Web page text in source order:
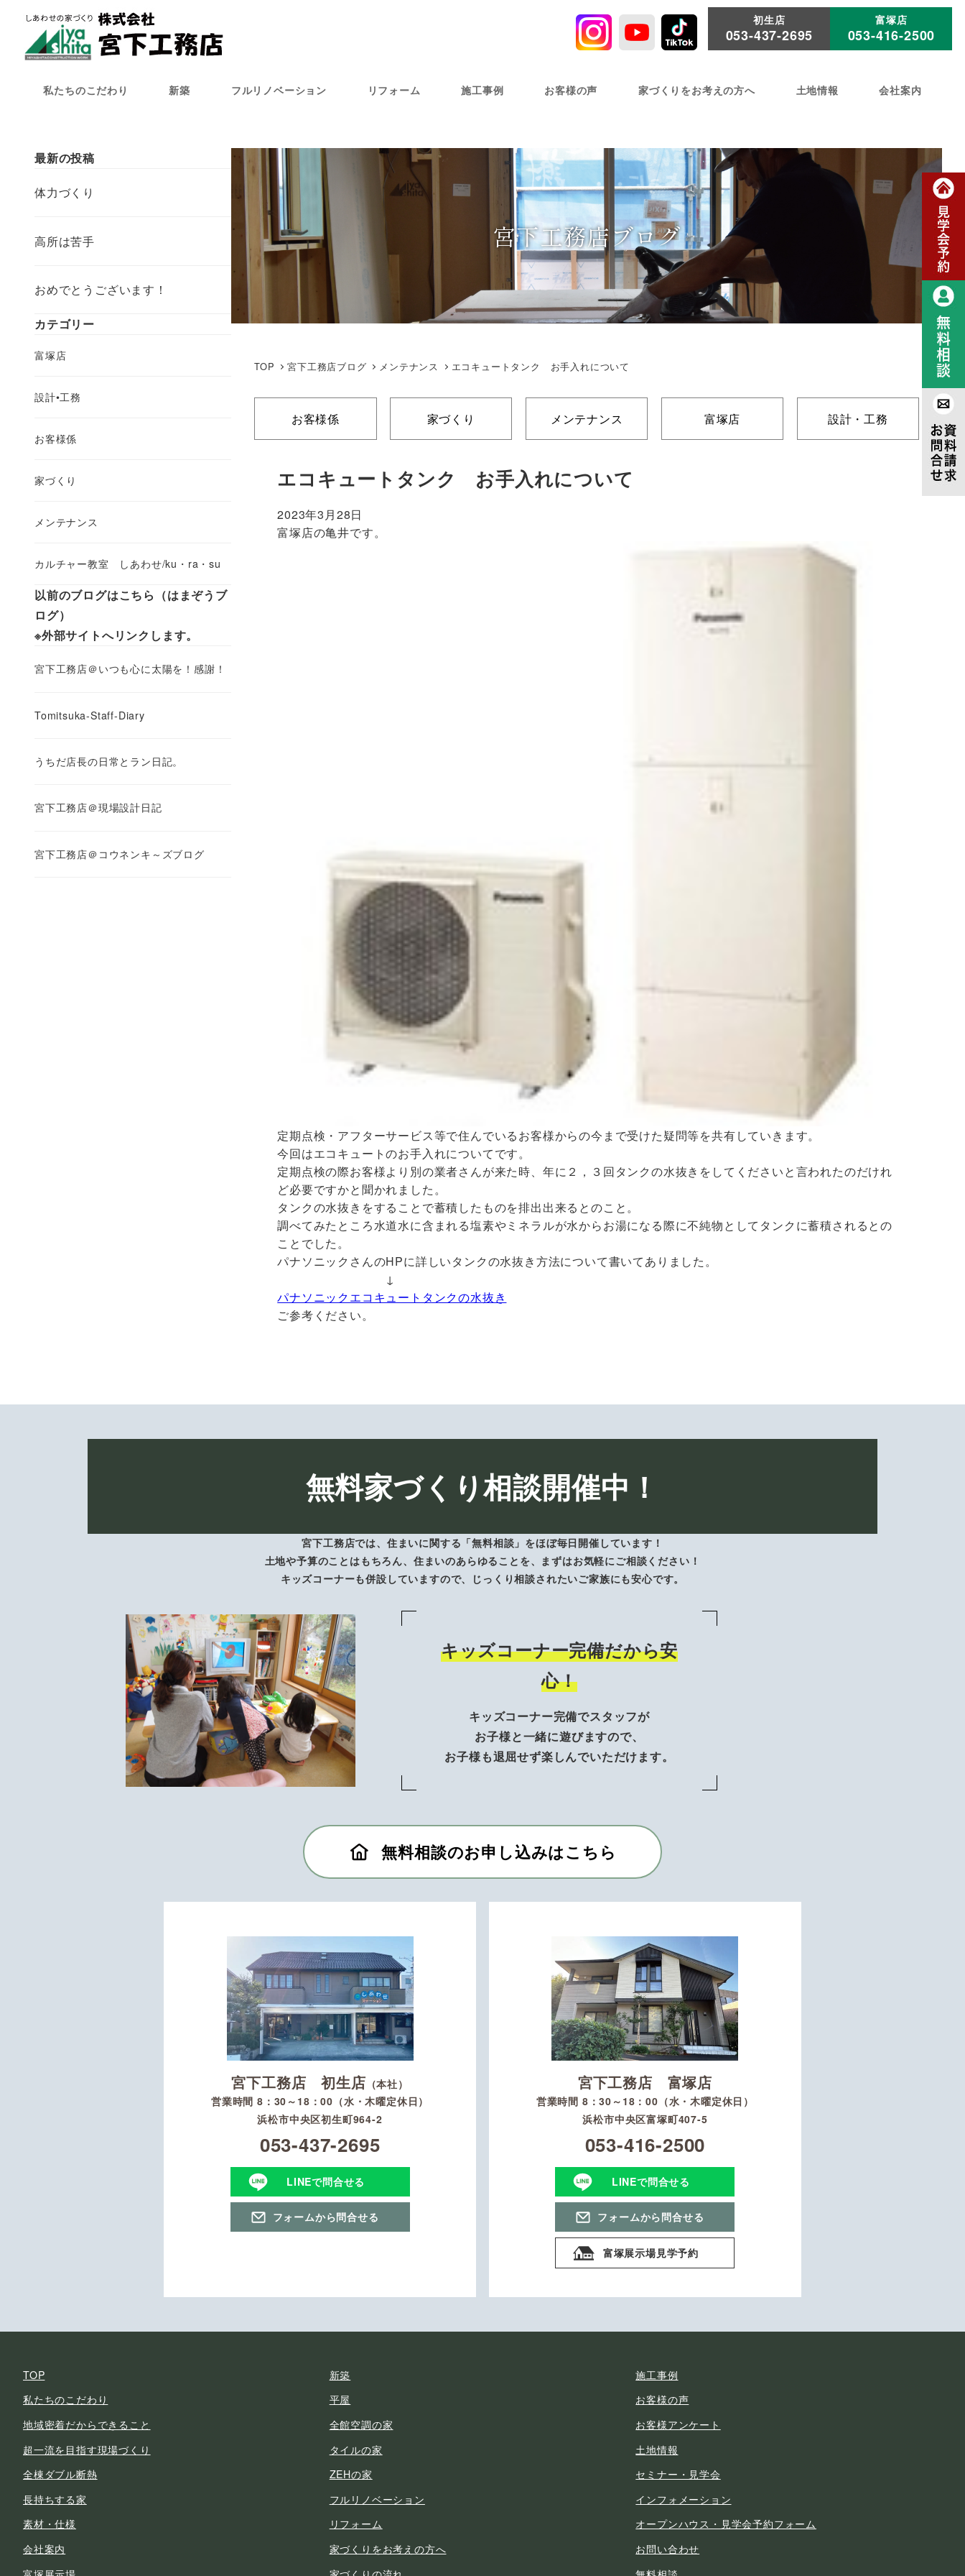
初生店
053-437-2695
富塚店
053-416-2500
私たちのこだわり 新築 フルリノベーション リフォーム 施工事例 お客様の声 家づくりをお考えの方へ 土地情報 会社案内
宮下工務店ブログ
TOP 宮下工務店ブログ メンテナンス エコキュートタンク お手入れについて
お客様係 家づくり メンテナンス 富塚店 設計・工務
エコキュートタンク お手入れについて
2023年3月28日
富塚店の亀井です。
定期点検・アフターサービス等で住んでいるお客様からの今まで受けた疑問等を共有していきます。
今回はエコキュートのお手入れについてです。
定期点検の際お客様より別の業者さんが来た時、年に２，３回タンクの水抜きをしてくださいと言われたのだけれ
ど必要ですかと聞かれました。
タンクの水抜きをすることで蓄積したものを排出出来るとのこと。
調べてみたところ水道水に含まれる塩素やミネラルが水からお湯になる際に不純物としてタンクに蓄積されるとの
ことでした。
パナソニックさんのHPに詳しいタンクの水抜き方法について書いてありました。
↓
パナソニックエコキュートタンクの水抜き
ご参考ください。
最新の投稿
体力づくり
高所は苦手
おめでとうございます！
カテゴリー
富塚店
設計•工務
お客様係
家づくり
メンテナンス
カルチャー教室 しあわせ/ku・ra・su
以前のブログはこちら（はまぞうブ
ログ）
※外部サイトへリンクします。
宮下工務店＠いつも心に太陽を！感謝！
Tomitsuka-Staff-Diary
うちだ店長の日常とラン日記。
宮下工務店＠現場設計日記
宮下工務店＠コウネンキ～ズブログ
無料家づくり相談開催中！
宮下工務店では、住まいに関する「無料相談」をほぼ毎日開催しています！
土地や予算のことはもちろん、住まいのあらゆることを、まずはお気軽にご相談ください！
キッズコーナーも併設していますので、じっくり相談されたいご家族にも安心です。
キッズコーナー完備だから安
心！
キッズコーナー完備でスタッフが
お子様と一緒に遊びますので、
お子様も退屈せず楽しんでいただけます。
無料相談のお申し込みはこちら
宮下工務店 初生店 （本社）
営業時間 8：30～18：00（水・木曜定休日）
浜松市中央区初生町964-2
053-437-2695
LINEで問合せる
フォームから問合せる
宮下工務店 富塚店
営業時間 8：30～18：00（水・木曜定休日）
浜松市中央区富塚町407-5
053-416-2500
LINEで問合せる
フォームから問合せる
富塚展示場見学予約
TOP
私たちのこだわり
地域密着だからできること
超一流を目指す現場づくり
全棟ダブル断熱
長持ちする家
素材・仕様
会社案内
新築
平屋
全館空調の家
タイルの家
ZEHの家
フルリノベーション
リフォーム
家づくりをお考えの方へ
施工事例
お客様の声
お客様アンケート
土地情報
セミナー・見学会
インフォメーション
オープンハウス・見学会予約フォーム
お問い合わせ